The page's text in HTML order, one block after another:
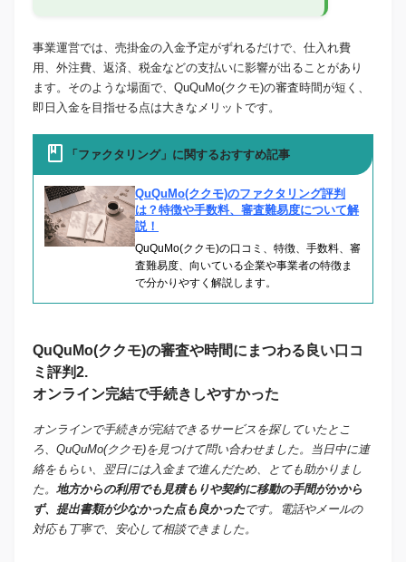
事業運営では、売掛金の入金予定がずれるだけで、仕入れ費
用、外注費、返済、税金などの支払いに影響が出ることがあり
ます。そのような場面で、QuQuMo(ククモ)の審査時間が短く、
即日入金を目指せる点は大きなメリットです。
「ファクタリング」に関するおすすめ記事
QuQuMo(ククモ)のファクタリング評判
は？特徴や手数料、審査難易度について解
説！
QuQuMo(ククモ)の口コミ、特徴、手数料、審
査難易度、向いている企業や事業者の特徴ま
で分かりやすく解説します。
QuQuMo(ククモ)の審査や時間にまつわる良い口コ
ミ評判2.
オンライン完結で手続きしやすかった
オンラインで手続きが完結できるサービスを探していたとこ
ろ、QuQuMo(ククモ)を見つけて問い合わせました。当日中に連
絡をもらい、翌日には入金まで進んだため、とても助かりまし
た。 地方からの利用でも見積もりや契約に移動の手間がかから
ず、提出書類が少なかった点も良かったです。電話やメールの
対応も丁寧で、安心して相談できました。